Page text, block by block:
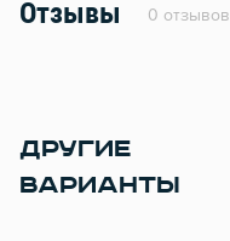
Отзывы 0 отзывов
ДРУГИЕ
ВАРИАНТЫ